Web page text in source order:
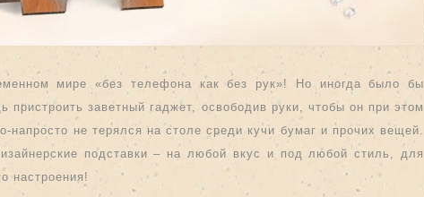
мире «без телефона как без рук»! Но иногда было бы
пристроить заветный гаджет, освободив руки, чтобы он при этом
напросто не терялся на столе среди кучи бумаг и прочих вещей.
подставки – на любой вкус и под любой стиль, для
настроения!